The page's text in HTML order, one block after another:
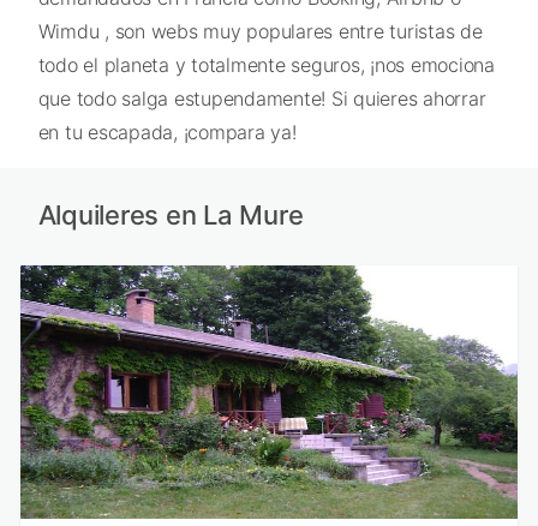
Wimdu , son webs muy populares entre turistas de
todo el planeta y totalmente seguros, ¡nos emociona
que todo salga estupendamente! Si quieres ahorrar
en tu escapada, ¡compara ya!
Alquileres en La Mure